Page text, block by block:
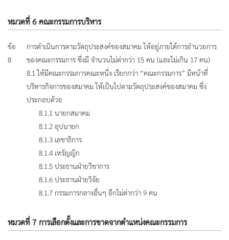
หมวดที่ 6 คณะกรรมการบริหาร
ข้อ
8
การดำเนินการตามวัตถุประสงค์ของสมาคม ให้อยู่ภายใต้การอำนวยการ
ของคณะกรรมการ ซึ่งมี จำนวนไม่ต่ากว่า 15 คน (และไม่เกิน 17 คน)
8.1 ให้มีคณะกรรมการคณะหนึ่ง เรียกกว่า “คณะกรรมการ” มีหน้าที่
บริหารกิจการของสมาคม ให้เป็นไปตามวัตถุประสงค์ของสมาคม ซึ่ง
ประกอบด้วย
8.1.1 นายกสมาคม
8.1.2 อุปนายก
8.1.3 เลขาธิการ
8.1.4 เหรัญญิก
8.1.5 ประธานฝ่ายวิชาการ
8.1.6 ประธานฝ่ายวิจัย
8.1.7 กรรมการกลางอื่นๆ อีกไม่ต่ากว่า 9 คน
หมวดที่ 7 การเลือกตั้งและการขาดจากตำแหน่งคณะกรรมการ